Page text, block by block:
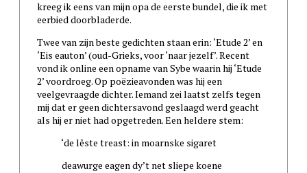
kreeg ik eens van mijn opa de eerste bundel, die ik met
eerbied doorbladerde.
Twee van zijn beste gedichten staan erin: ‘Etude 2’ en
‘Eis eauton’ (oud-Grieks, voor ‘naar jezelf’. Recent
vond ik online een opname van Sybe waarin hij ‘Etude
2’ voordroeg. Op poëzieavonden was hij een
veelgevraagde dichter. Iemand zei laatst zelfs tegen
mij dat er geen dichtersavond geslaagd werd geacht
als hij er niet had opgetreden. Een heldere stem:
‘de lêste treast: in moarnske sigaret
deawurge eagen dy’t net sliepe koene